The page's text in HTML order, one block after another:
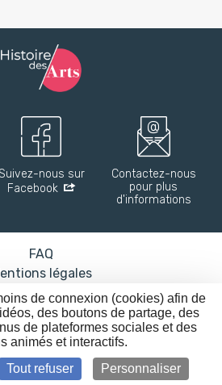
nous sur
Facebook
Contactez-nous
pour plus
d'informations
FAQ
légales
: partiellement conforme
Nos affiches
Nos flux RSS
Plan du site
de la Culture
de connexion (cookies) afin de
des boutons de partage, des
de plateformes sociales et des
animés et interactifs.
Tout refuser Personnaliser